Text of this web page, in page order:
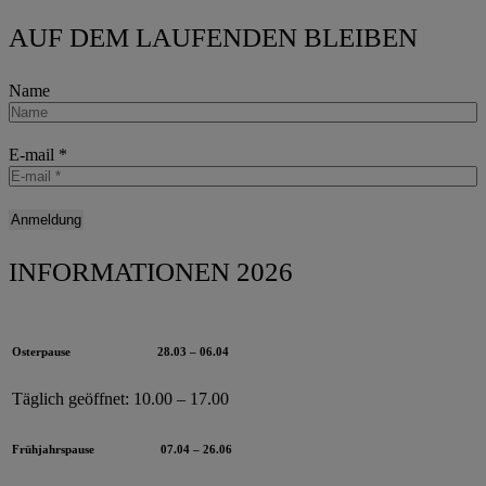
AUF DEM LAUFENDEN BLEIBEN
Name
E-mail *
INFORMATIONEN 2026
Osterpause 28.03 – 06.04
Täglich geöffnet: 10.00 – 17.00
Frühjahrspause 07.04 – 26.06